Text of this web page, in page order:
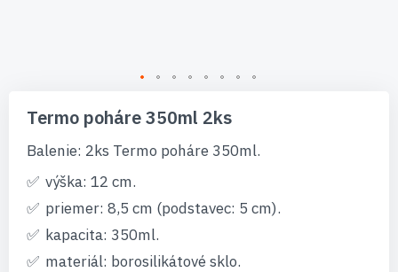
začiatok
galérie
obrázkov
Termo poháre 350ml 2ks
Balenie: 2ks Termo poháre 350ml.
výška: 12 cm.
priemer: 8,5 cm (podstavec: 5 cm).
kapacita: 350ml.
materiál: borosilikátové sklo.